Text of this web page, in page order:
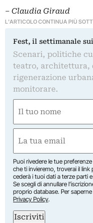
– Claudia Giraud
L'ARTICOLO CONTINUA PIÙ
Fest, il settimanale
Scenari, politiche
teatro, architettura,
rigenerazione
monitorare.
(Obbligatorio)
Nome
(Obbligatorio)
Puoi rivedere le tue
che ti invieremo, troverai il link
cederà i tuoi dati a terze parti
Se scegli di annullare
proprio database. Per
Privacy Policy.
Iscriviti